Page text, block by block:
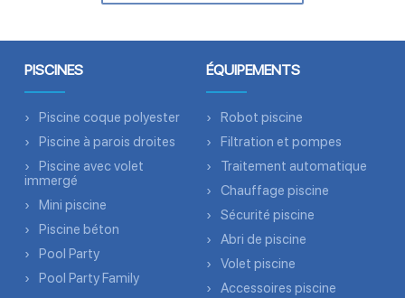
PISCINES
Piscine coque polyester
Piscine à parois droites
Piscine avec volet
immergé
Mini piscine
Piscine béton
Pool Party
Pool Party Family
ÉQUIPEMENTS
Robot piscine
Filtration et pompes
Traitement automatique
Chauffage piscine
Sécurité piscine
Abri de piscine
Volet piscine
Accessoires piscine